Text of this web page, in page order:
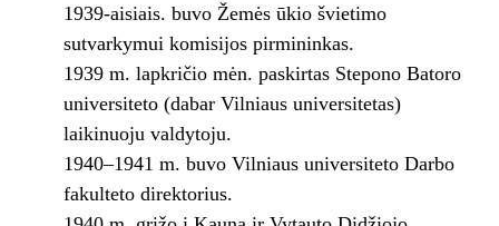
1939-aisiais. buvo Žemės ūkio švietimo
sutvarkymui komisijos pirmininkas.
1939 m. lapkričio mėn. paskirtas Stepono Batoro
universiteto (dabar Vilniaus universitetas)
laikinuoju valdytoju.
1940–1941 m. buvo Vilniaus universiteto Darbo
fakulteto direktorius.